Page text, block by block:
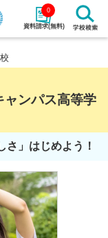
資料請求(無料)
0
す
東北
信越
ンパス高等学
さ」はじめよう！